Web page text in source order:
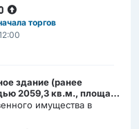
торгов
здание (ранее
2059,3 кв.м., площадь
-
имущества в